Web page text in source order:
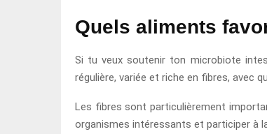
Quels aliments
Si tu veux soutenir ton microbiote
régulière, variée et riche en fibres, avec
Les fibres sont particulièrement
organismes intéressants et participer à